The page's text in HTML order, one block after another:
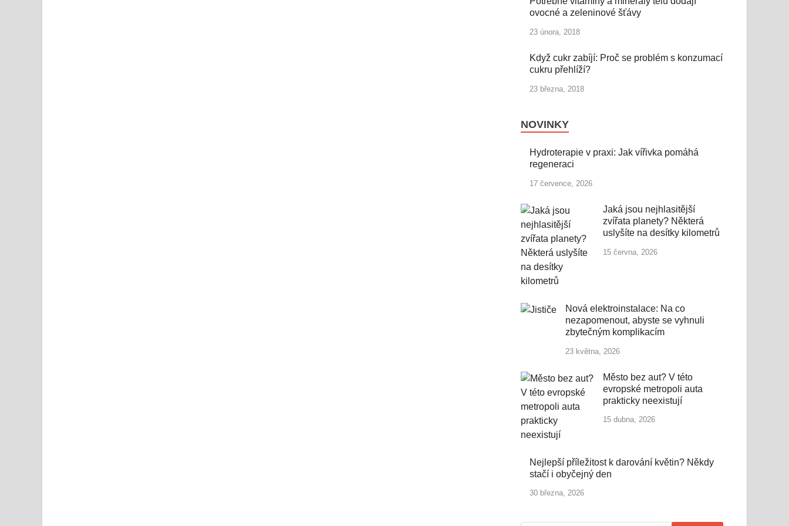
ovocné a zeleninové šťávy
23 února, 2018
Když cukr zabíjí: Proč se problém s konzumací
cukru přehlíží?
23 března, 2018
NOVINKY
Hydroterapie v praxi: Jak vířivka pomáhá
regeneraci
17 července, 2026
Jaká jsou nejhlasitější
zvířata planety? Některá
uslyšíte na desítky kilometrů
15 června, 2026
Nová elektroinstalace: Na co
nezapomenout, abyste se vyhnuli
zbytečným komplikacím
23 května, 2026
Město bez aut? V této
evropské metropoli auta
prakticky neexistují
15 dubna, 2026
Nejlepší příležitost k darování květin? Někdy
stačí i obyčejný den
30 března, 2026